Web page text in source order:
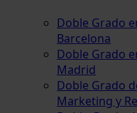
Doble Grado
Barcelona
Doble Grado
Madrid
Doble Grado
Marketing y